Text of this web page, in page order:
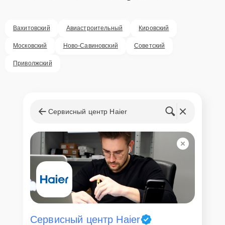
клиент сможет забрать свой гаджет в этот же день. При
Внимание! Устройство отправляется на ремонт только после
клиентом. Стоимость ремонта фиксируется и не может быть
мастера
Если у клиента нет времени или возможности для перемещения
крупногабаритной техники, он может заказать курьерскую
доставку или услугу выезда мастера. Специалист приедет в
удобное место и время, проведет тщательную диагностику и при
наличии оборудования осуществит оперативный ремонт.
Как приехать в сервисный
Вахитовский Авиастроительный Кировский
Московский Ново-Савиновский Советский
Приволжский
Сервисный центр Haier
Сервисный центр Haier